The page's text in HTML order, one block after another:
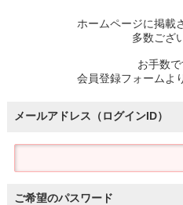
ホームページに掲載
多数ござ
お手数で
会員登録フォームよ
メールアドレス（ログインID）
ご希望のパスワード